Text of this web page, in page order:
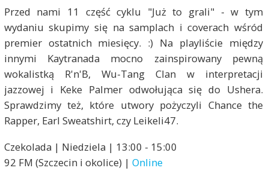
Przed nami 11 część cyklu "Już to grali" - w tym
wydaniu skupimy się na samplach i coverach wśród
premier ostatnich miesięcy. :) Na playliście między
innymi Kaytranada mocno zainspirowany pewną
wokalistką R'n'B, Wu-Tang Clan w interpretacji
jazzowej i Keke Palmer odwołująca się do Ushera.
Sprawdzimy też, które utwory pożyczyli Chance the
Rapper, Earl Sweatshirt, czy Leikeli47.
Czekolada | Niedziela | 13:00 - 15:00
92 FM (Szczecin i okolice) | Online